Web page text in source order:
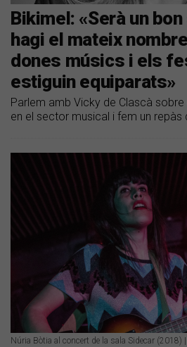
Bikimel: «Serà un
hagi el mateix
dones músics i els
estiguin equiparats»
Parlem amb Vicky de Clascà
en el sector musical i fem un
Núria Bòtia al concert de la sala Sidecar (2018)